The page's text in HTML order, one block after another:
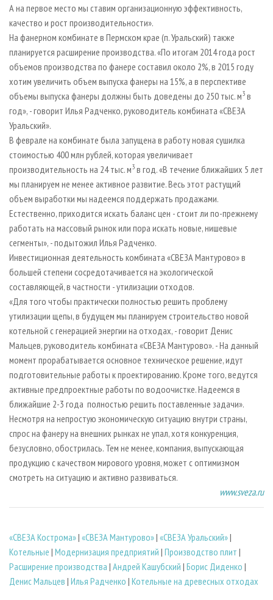
А на первое место мы ставим организационную эффективность,
качество и рост производительности».
На фанерном комбинате в Пермском крае (п. Уральский) также
планируется расширение производства. «По итогам 2014 года рост
объемов производства по фанере составил около 2%, в 2015 году
хотим увеличить объем выпуска фанеры на 15%, а в перспективе
объемы выпуска фанеры должны быть доведены до 250 тыс. м3 в
год», - говорит Илья Радченко, руководитель комбината «СВЕЗА
Уральский».
В феврале на комбинате была запущена в работу новая сушилка
стоимостью 400 млн рублей, которая увеличивает
производительность на 24 тыс. м3 в год. «В течение ближайших 5 лет
мы планируем не менее активное развитие. Весь этот растущий
объем выработки мы надеемся поддержать продажами.
Естественно, приходится искать баланс цен - стоит ли по-прежнему
работать на массовый рынок или пора искать новые, нишевые
сегменты», - подытожил Илья Радченко.
Инвестиционная деятельность комбината «СВЕЗА Мантурово» в
большей степени сосредотачивается на экологической
составляющей, в частности - утилизации отходов.
«Для того чтобы практически полностью решить проблему
утилизации щепы, в будущем мы планируем строительство новой
котельной с генерацией энергии на отходах, - говорит Денис
Мальцев, руководитель комбината «СВЕЗА Мантурово». - На данный
момент прорабатывается основное техническое решение, идут
подготовительные работы к проектированию. Кроме того, ведутся
активные предпроектные работы по водоочистке. Надеемся в
ближайшие 2-3 года полностью решить поставленные задачи».
Несмотря на непростую экономическую ситуацию внутри страны,
спрос на фанеру на внешних рынках не упал, хотя конкуренция,
безусловно, обострилась. Тем не менее, компания, выпускающая
продукцию с качеством мирового уровня, может с оптимизмом
смотреть на ситуацию и активно развиваться.
www.sveza.ru
«СВЕЗА Кострома»| «СВЕЗА Мантурово»| «СВЕЗА Уральский»|
Котельные | Модернизация предприятий | Производство плит |
Расширение производства | Андрей Кашубский | Борис Диденко |
Денис Мальцев | Илья Радченко | Котельные на древесных отходах